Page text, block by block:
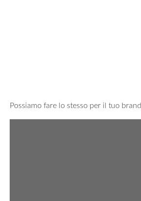
Possiamo fare lo stesso per il tuo brand